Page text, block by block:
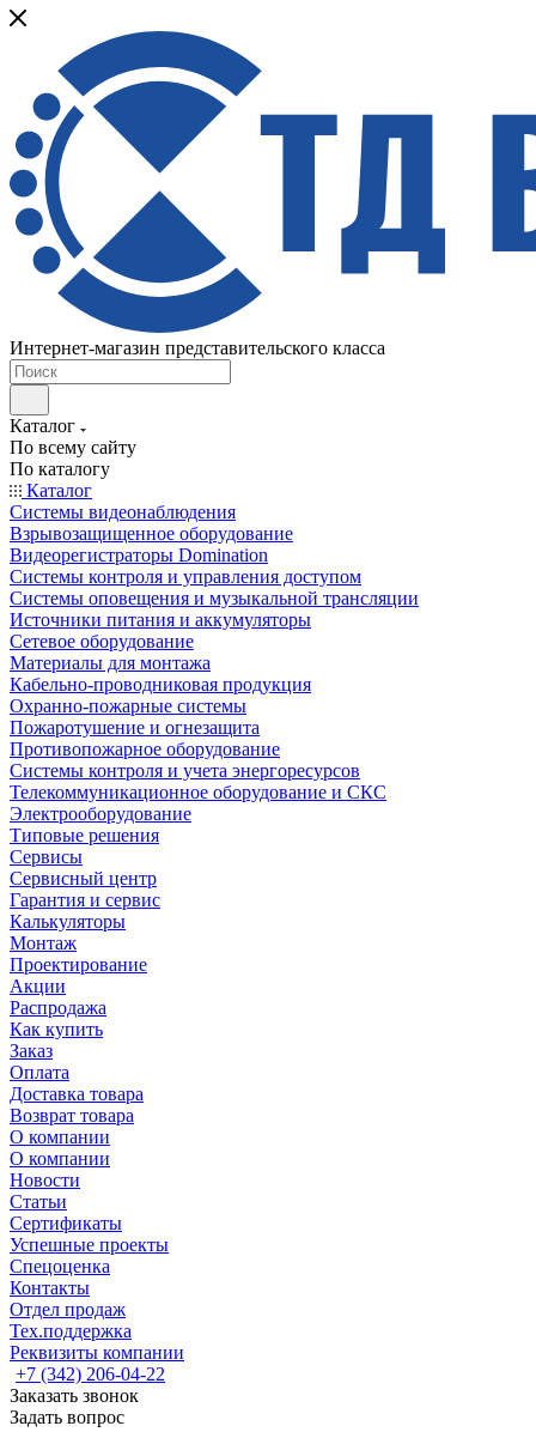
Интернет-магазин представительского класса
Каталог
По всему сайту
По каталогу
Каталог
Системы видеонаблюдения
Взрывозащищенное оборудование
Видеорегистраторы Domination
Системы контроля и управления доступом
Системы оповещения и музыкальной трансляции
Источники питания и аккумуляторы
Сетевое оборудование
Материалы для монтажа
Кабельно-проводниковая продукция
Охранно-пожарные системы
Пожаротушение и огнезащита
Противопожарное оборудование
Системы контроля и учета энергоресурсов
Телекоммуникационное оборудование и СКС
Электрооборудование
Типовые решения
Сервисы
Сервисный центр
Гарантия и сервис
Калькуляторы
Монтаж
Проектирование
Акции
Распродажа
Как купить
Заказ
Оплата
Доставка товара
Возврат товара
О компании
О компании
Новости
Статьи
Сертификаты
Успешные проекты
Спецоценка
Контакты
Отдел продаж
Тех.поддержка
Реквизиты компании
+7 (342) 206-04-22
Заказать звонок
Задать вопрос